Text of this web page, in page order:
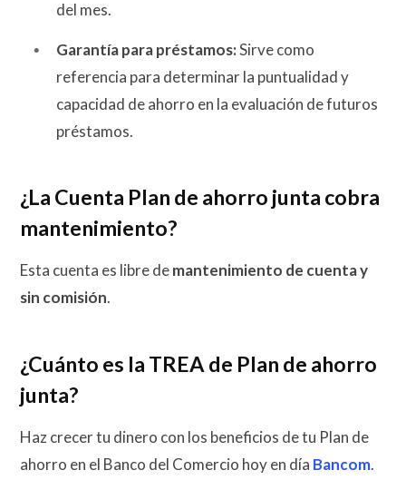
del mes.
Garantía para préstamos:Sirve como
referencia para determinar la puntualidad y
capacidad de ahorro en la evaluación de futuros
préstamos.
¿La Cuenta Plan de ahorro junta cobra
mantenimiento?
Esta cuenta es libre demantenimiento de cuenta y ​​
sin comisión.
¿Cuánto es la TREA de Plan de ahorro
junta?
Haz crecer tu dinero con los beneficios de tu Plan de
ahorro en el Banco del Comercio hoy en día Bancom.